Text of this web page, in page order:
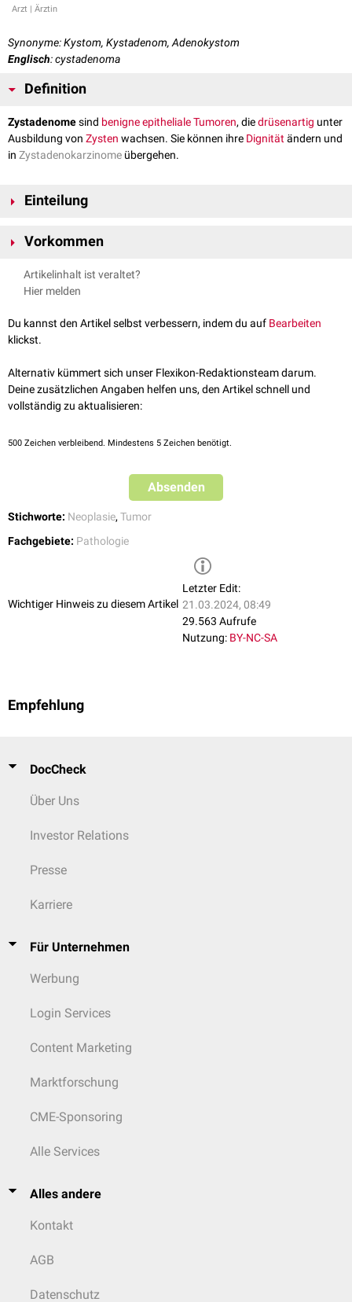
Arzt | Ärztin
Synonyme: Kystom, Kystadenom, Adenokystom
Englisch: cystadenoma
Definition
Zystadenomesind benigneepithelialeTumoren, diedrüsenartig unter
Ausbildung von Zysten wachsen. Sie können ihre Dignitätändern und
in Zystadenokarzinome übergehen.
Einteilung
unterscheidet man unter anderem:
MuzinöseZystadenome:Schleim
Zystadenome.
Vorkommen
Zystadenome treten in verschiedenen Organen auf, z.B.:
imEierstock:
in derLeber: Zystadenom (Leber)
Artikelinhalt ist veraltet?
Hier melden
Du kannst den Artikel selbst verbessern, indem du auf Bearbeiten
klickst.
Alternativ kümmert sich unser Flexikon-Redaktionsteam darum.
Deine zusätzlichen Angaben helfen uns, den Artikel schnell und
vollständig zu aktualisieren:
500 Zeichen verbleibend. Mindestens 5 Zeichen benötigt.
Absenden
Stichworte: Neoplasie, Tumor
Fachgebiete: Pathologie
Wichtiger Hinweis zu diesem Artikel
Letzter Edit:
21.03.2024, 08:49
29.563 Aufrufe
Nutzung: BY-NC-SA
Empfehlung
DocCheck
Über Uns
Investor Relations
Presse
Karriere
Für Unternehmen
Werbung
Login Services
Content Marketing
Marktforschung
CME-Sponsoring
Alle Services
Alles andere
Kontakt
AGB
Datenschutz